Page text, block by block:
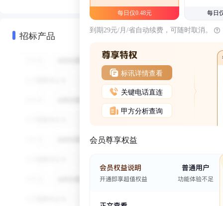
招标产品
每日仅0.48元 每日
到期29元/月/省自动续费，可随时取消。
标讯详情查看
关键电话直连
甲方分析查询
会员尊享权益